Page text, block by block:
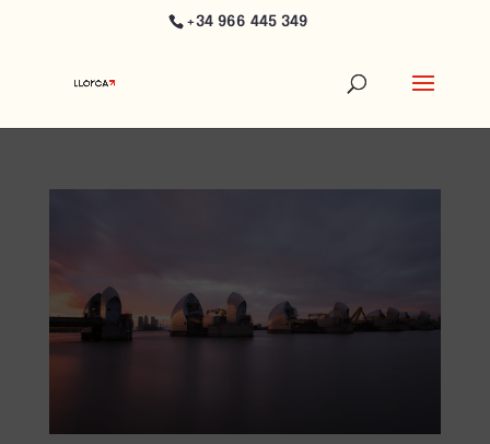
+34 966 445 349